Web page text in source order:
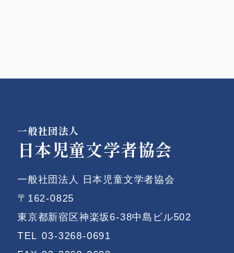
一般社団法人
日本児童文学者協会
一般社団法人 日本児童文学者協会
〒162-0825
東京都新宿区神楽坂6-38中島ビル502
TEL 03-3268-0691